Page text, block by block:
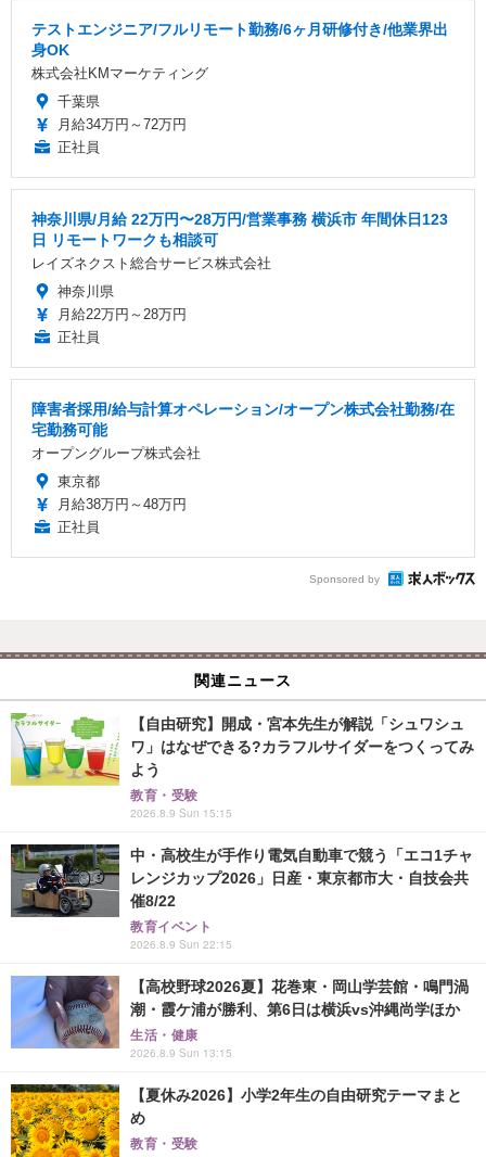
テストエンジニア/フルリモート勤務/6ヶ月研修付き/他業界出
身OK
株式会社KMマーケティング
千葉県
月給34万円～72万円
正社員
神奈川県/月給 22万円〜28万円/営業事務 横浜市 年間休日123
日 リモートワークも相談可
レイズネクスト総合サービス株式会社
神奈川県
月給22万円～28万円
正社員
障害者採用/給与計算オペレーション/オープン株式会社勤務/在
宅勤務可能
オープングループ株式会社
東京都
月給38万円～48万円
正社員
Sponsored by
関連ニュース
【自由研究】開成・宮本先生が解説「シュワシュ
ワ」はなぜできる?カラフルサイダーをつくってみ
よう
教育・受験
2026.8.9 Sun 15:15
中・高校生が手作り電気自動車で競う「エコ1チャ
レンジカップ2026」日産・東京都市大・自技会共
催8/22
教育イベント
2026.8.9 Sun 22:15
【高校野球2026夏】花巻東・岡山学芸館・鳴門渦
潮・霞ケ浦が勝利、第6日は横浜vs沖縄尚学ほか
生活・健康
2026.8.9 Sun 13:15
【夏休み2026】小学2年生の自由研究テーマまと
め
教育・受験